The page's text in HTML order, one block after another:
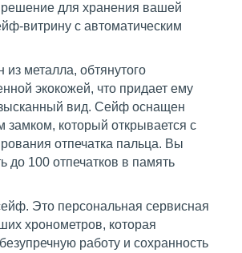
для хранения вашей
витрину с автоматическим
металла, обтянутого
экокожей, что придает ему
вид. Сейф оснащен
замком, который открывается с
отпечатка пальца. Вы
до 100 отпечатков в память
Это персональная сервисная
хронометров, которая
работу и сохранность